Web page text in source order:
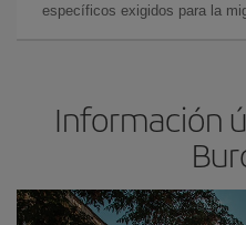
específicos exigidos para la
Información